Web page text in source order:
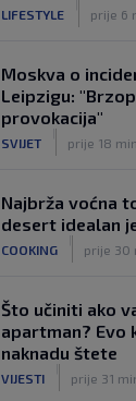
LIFESTYLE prije 6
Moskva o
Leipzigu:
provokacija"
SVIJET prije 18 min.
Najbrža voćna
desert idealan
COOKING prije 30
Što učiniti ako
apartman? Evo
naknadu štete
VIJESTI prije 31